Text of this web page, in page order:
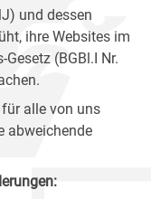
und dessen
ihre Websites im
(BGBl.I Nr.
alle von uns
abweichende